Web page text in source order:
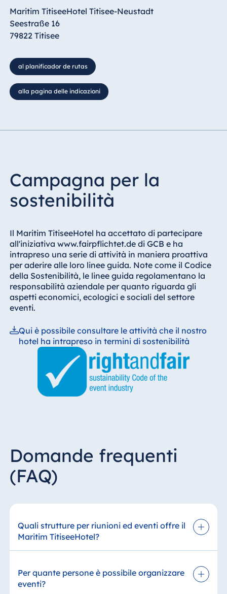
Maritim TitiseeHotel Titisee-Neustadt
Seestraße 16
79822 Titisee
al planificador de rutas
alla pagina delle indicazioni
Campagna per la
sostenibilità
Il Maritim TitiseeHotel ha accettato di partecipare
all'iniziativa www.fairpflichtet.de di GCB e ha
intrapreso una serie di attività in maniera proattiva
per aderire alle loro linee guida. Note come il Codice
della Sostenibilità, le linee guida regolamentano la
responsabilità aziendale per quanto riguarda gli
aspetti economici, ecologici e sociali del settore
eventi.
Qui è possibile consultare le attività che il nostro
hotel ha intrapreso in termini di sostenibilità
Domande frequenti
(FAQ)
Quali strutture per riunioni ed eventi offre il
Maritim TitiseeHotel?
meeting, seminari, feste private ed eventi. Le
diverse dimensioni delle sale consentono di
organizzare sia piccoli incontri sia eventi di
Per quante persone è possibile organizzare
eventi?